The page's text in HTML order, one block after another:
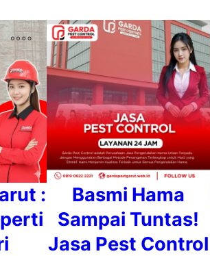
:
Basmi Hama
Sampai Tuntas!
Jasa Pest Control